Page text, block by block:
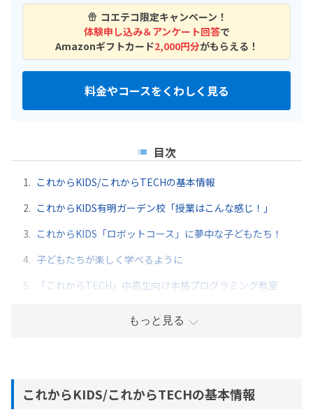
コエテコ限定キャンペーン！
体験申し込み＆アンケート回答で
Amazonギフトカード2,000円分がもらえる！
料金やコースをくわしく見る
目次
1. これからKIDS/これからTECHの基本情報
2. これからKIDS有明ガーデン校「授業はこんな感じ！」
3. これからKIDS「ロボットコース」に夢中な子どもたち！
4. 子どもたちが楽しく学べるように
5.
「これからTECH」中高生向け本格プログラミング教室
もっと見る
これからKIDS/これからTECHの基本情報